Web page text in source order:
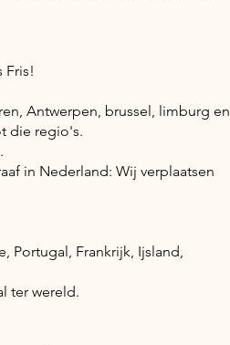
Fris!
Antwerpen, brussel, limburg en
die regio's.
in Nederland: Wij verplaatsen
Portugal, Frankrijk, Ijsland,
ter wereld.